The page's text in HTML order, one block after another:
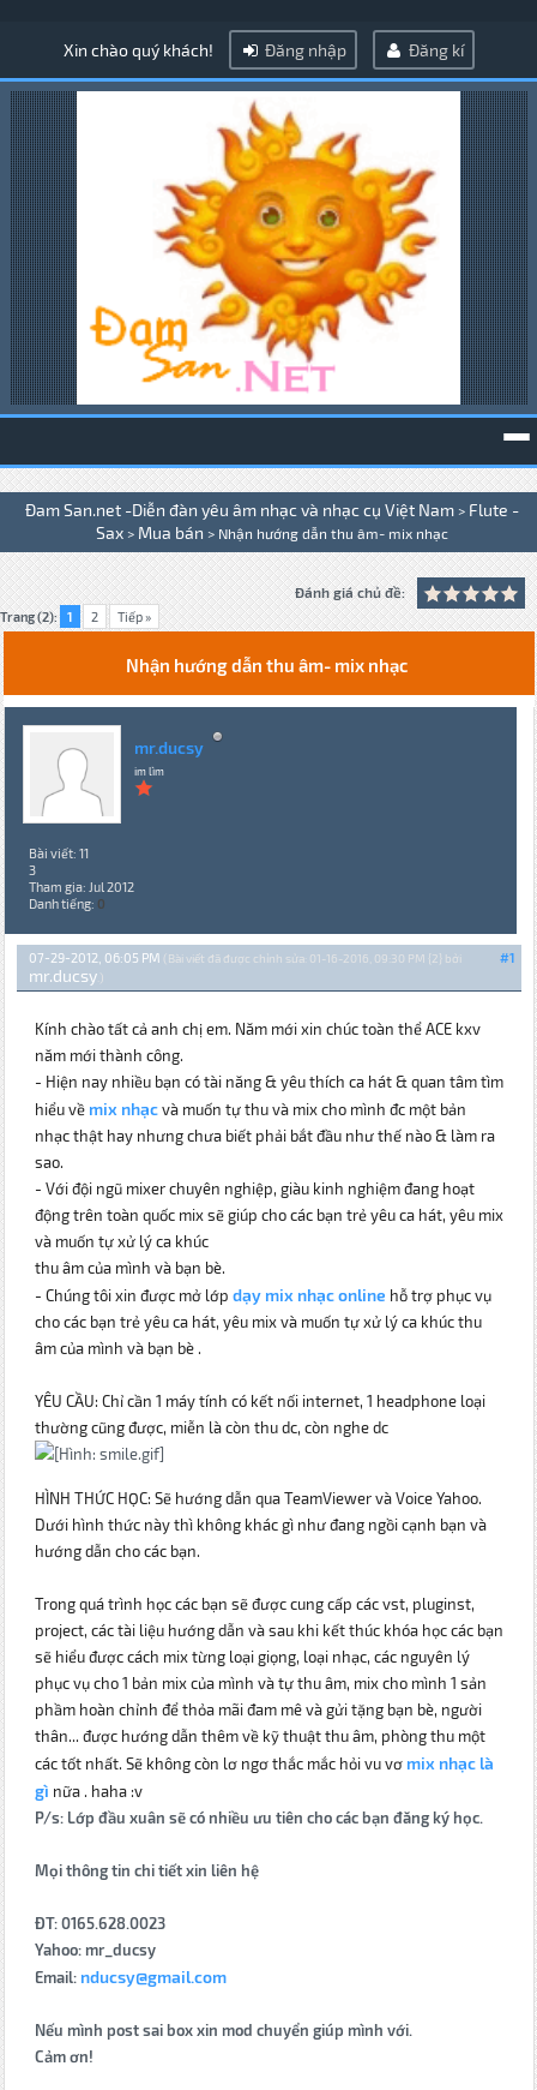
Xin chào quý khách! Đăng nhập Đăng kí
Đam San.net -Diễn đàn yêu âm nhạc và nhạc cụ Việt Nam > Flute -
Sax > Mua bán > Nhận hướng dẫn thu âm- mix nhạc
Trang (2): 1 2 Tiếp »
Đánh giá chủ đề:
Nhận hướng dẫn thu âm- mix nhạc
mr.ducsy
im lìm
Bài viết: 11
3
Tham gia: Jul 2012
Danh tiếng: 0
#1
07-29-2012, 06:05 PM (Bài viết đã được chỉnh sửa: 01-16-2016, 09:30 PM {2} bởi
mr.ducsy.)
Kính chào tất cả anh chị em. Năm mới xin chúc toàn thể ACE kxv
năm mới thành công.
- Hiện nay nhiều bạn có tài năng & yêu thích ca hát & quan tâm tìm
hiểu về mix nhạcvà muốn tự thu và mix cho mình đc một bản
nhạc thật hay nhưng chưa biết phải bắt đầu như thế nào & làm ra
sao.
- Với đội ngũ mixer chuyên nghiệp, giàu kinh nghiệm đang hoạt
động trên toàn quốc mix sẽ giúp cho các bạn trẻ yêu ca hát, yêu mix
và muốn tự xử lý ca khúc
thu âm của mình và bạn bè.
- Chúng tôi xin được mở lớp dạy mix nhạc online hỗ trợ phục vụ
cho các bạn trẻ yêu ca hát, yêu mix và muốn tự xử lý ca khúc thu
âm của mình và bạn bè .
YÊU CẦU: Chỉ cần 1 máy tính có kết nối internet, 1 headphone loại
thường cũng được, miễn là còn thu dc, còn nghe dc
HÌNH THỨC HỌC: Sẽ hướng dẫn qua TeamViewer và Voice Yahoo.
Dưới hình thức này thì không khác gì như đang ngồi cạnh bạn và
hướng dẫn cho các bạn.
Trong quá trình học các bạn sẽ được cung cấp các vst, pluginst,
project, các tài liệu hướng dẫn và sau khi kết thúc khóa học các bạn
sẽ hiểu được cách mix từng loại giọng, loại nhạc, các nguyên lý
phục vụ cho 1 bản mix của mình và tự thu âm, mix cho mình 1 sản
phầm hoàn chỉnh để thỏa mãi đam mê và gửi tặng bạn bè, người
thân... được hướng dẫn thêm về kỹ thuật thu âm, phòng thu một
các tốt nhất. Sẽ không còn lơ ngơ thắc mắc hỏi vu vơ mix nhạc là
gì nữa . haha :v
P/s: Lớp đầu xuân sẽ có nhiều ưu tiên cho các bạn đăng ký học.
Mọi thông tin chi tiết xin liên hệ
ĐT: 0165.628.0023
Yahoo: mr_ducsy
Email: nducsy@gmail.com
Nếu mình post sai box xin mod chuyển giúp mình với.
Cảm ơn!